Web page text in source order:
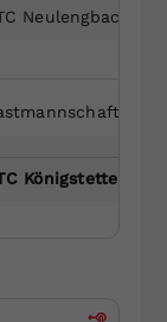
Neulengbach 2
Königstetten 2